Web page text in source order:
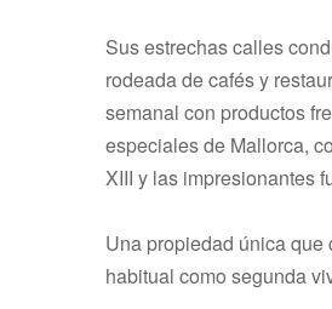
Sus estrechas calles
rodeada de cafés y
semanal con productos
especiales de Mallorca,
XIII y las impresionantes
Una propiedad única
habitual como segunda